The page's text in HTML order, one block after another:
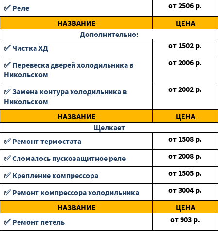
✅ Реле
от2506 р.
НАЗВАНИЕ
ЦЕНА
Дополнительно:
✅ Чистка ХД
от 1502 р.
✅ Перевеска дверей холодильника в
Никольском
от2006 р.
✅ Замена контура холодильника в
Никольском
от2002 р.
НАЗВАНИЕ
ЦЕНА
Щелкает
✅ Ремонт термостата
от 1508 р.
✅ Сломалось пускозащитное реле
от2008 р.
✅ Крепление компрессора
от 1505 р.
✅ Ремонт компрессора холодильника
от3004 р.
НАЗВАНИЕ
ЦЕНА
✅ Ремонт петель
от903 р.